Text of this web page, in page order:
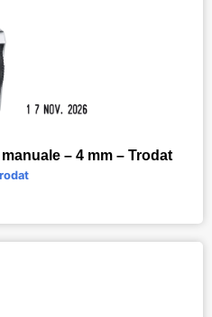
– 4 mm – Trodat